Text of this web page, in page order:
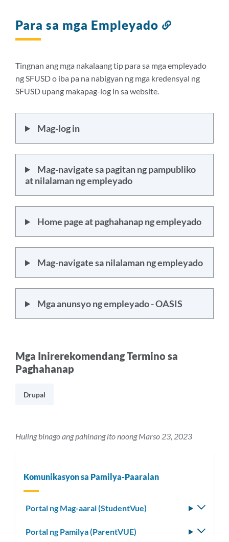
Para sa mga Empleyado
ito
Tingnan ang mga nakalaang tip para sa mga empleyado
ng SFUSD o iba pa na nabigyan ng mga kredensyal ng
SFUSD upang makapag-log in sa website.
Mag-log in
Mag-navigate sa pagitan ng pampubliko
at nilalaman ng empleyado
Home page at paghahanap ng empleyado
Mag-navigate sa nilalaman ng empleyado
Mga anunsyo ng empleyado - OASIS
Mga Inirerekomendang Termino sa
Paghahanap
Drupal
Huling binago ang pahinang ito noong Marso 23, 2023
Komunikasyon sa Pamilya-Paaralan
Portal ng Mag-aaral (StudentVue)
Portal ng Pamilya (ParentVUE)